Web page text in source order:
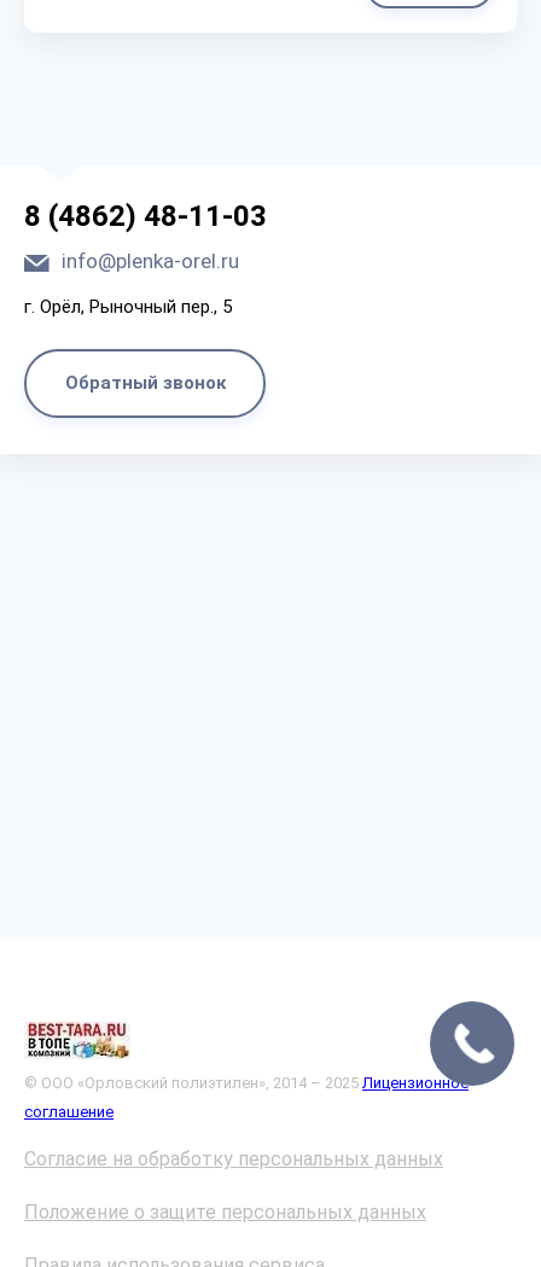
8 (4862) 48-11-03
info@plenka-orel.ru
г. Орёл, Рыночный пер., 5
Обратный звонок
© ООО «Орловский полиэтилен», 2014 – 2025 Лицензионное
соглашение
Согласие на обработку персональных данных
Положение о защите персональных данных